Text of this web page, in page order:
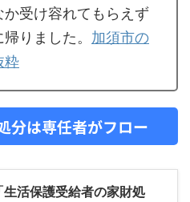
か受け容れてもらえず
りました。 加須市の
粋
分は専任者がフロー
活保護受給者の家財処